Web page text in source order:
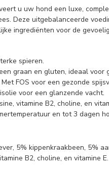
u uw hond een luxe,
Deze uitgebalanceerde
ingrediënten voor de
spieren.
graan en gluten, ideaal voor
Met FOS voor een gezonde
voor een glanzende vacht.
vitamine B2, choline, en
en tot 3 dagen
5% kippenkraakbeen, 5%
B2, choline, en vitamine E.